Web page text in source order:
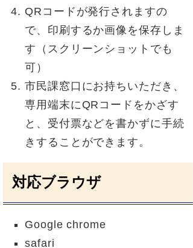
QRコードが発行されますの
で、印刷するか画像を保存しま
す（スクリーンショットでも
可）
市民課窓口にお持ちいただき、
専用端末にQRコードをかざす
と、受付票などを書かずに手続
きすることができます。
対応ブラウザ
Google chrome
safari